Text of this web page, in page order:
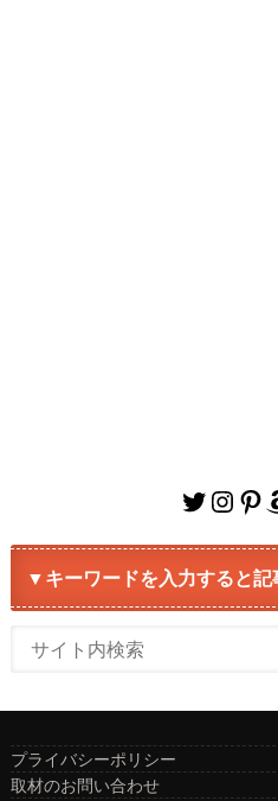
Twitter
▼キーワードを入力すると記
プライバシーポリシー
取材のお問い合わせ